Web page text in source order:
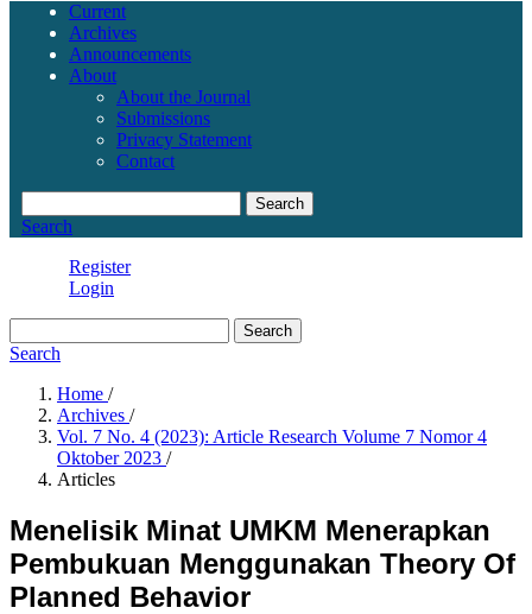
Current
Archives
Announcements
About
About the Journal
Submissions
Privacy Statement
Contact
Search
Search
Register
Login
Search
Search
Home /
Archives /
Vol. 7 No. 4 (2023): Article Research Volume 7 Nomor 4
Oktober 2023 /
Articles
Menelisik Minat UMKM Menerapkan
Pembukuan Menggunakan Theory Of
Planned Behavior